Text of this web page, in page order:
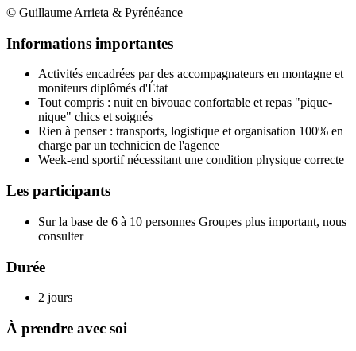
© Guillaume Arrieta & Pyrénéance
Informations importantes
Activités encadrées par des accompagnateurs en montagne et
moniteurs diplômés d'État
Tout compris : nuit en bivouac confortable et repas "pique-
nique" chics et soignés
Rien à penser : transports, logistique et organisation 100% en
charge par un technicien de l'agence
Week-end sportif nécessitant une condition physique correcte
Les participants
Sur la base de 6 à 10 personnes Groupes plus important, nous
consulter
Durée
2 jours
À prendre avec soi